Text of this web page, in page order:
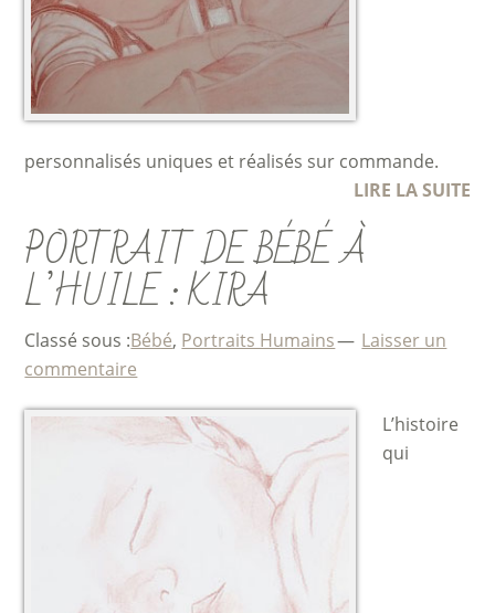
personnalisés uniques et réalisés sur commande.
LIRE LA SUITE
PORTRAIT DE BÉBÉ À
L’HUILE : KIRA
Classé sous :Bébé, Portraits Humains
Laisser un
commentaire
L’histoire
qui